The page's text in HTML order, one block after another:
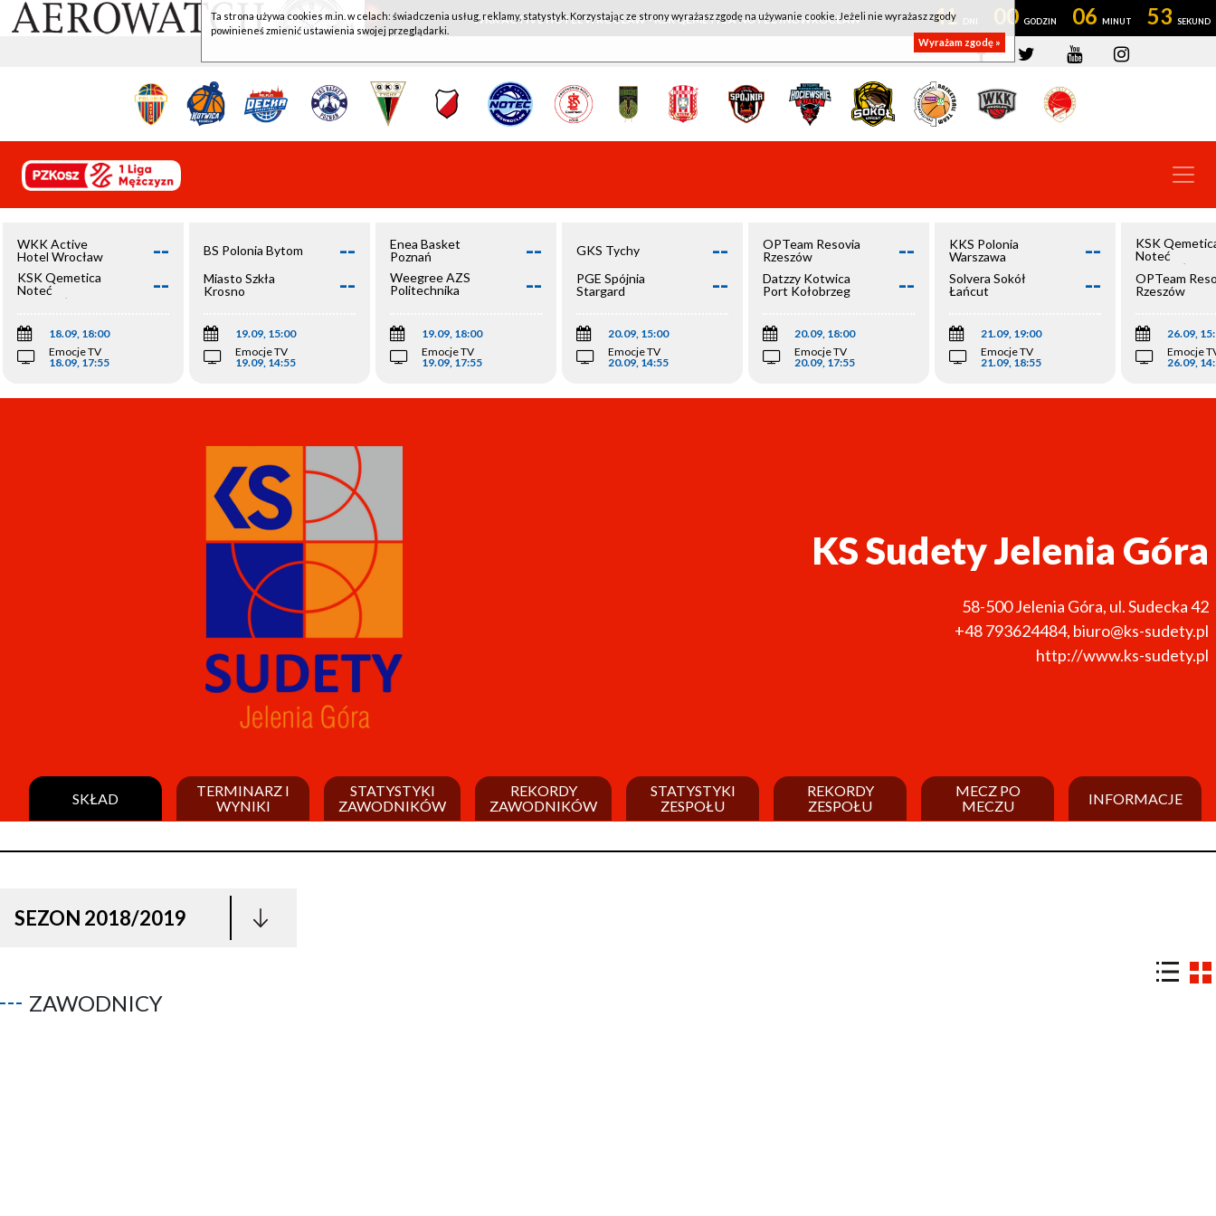
WKK ACTIVE HOTEL WROCŁAW - KSK QEMETICA NOTEĆ INOWROCŁAW 41 00 06 52
WKK Active
Hotel Wrocław
--
KSK Qemetica
Noteć
Inowrocław
--
18.09, 18:00
Emocje TV
18.09, 17:55
BS Polonia Bytom --
Miasto Szkła
Krosno
--
19.09, 15:00
Emocje TV
19.09, 14:55
Enea Basket
Poznań
--
Weegree AZS
Politechnika
--
19.09, 18:00
Emocje TV
19.09, 17:55
GKS Tychy --
PGE Spójnia
Stargard
--
20.09, 15:00
Emocje TV
20.09, 14:55
OPTeam Resovia
Rzeszów
--
Datzzy Kotwica
Port Kołobrzeg
--
20.09, 18:00
Emocje TV
20.09, 17:55
KKS Polonia
Warszawa
--
Solvera Sokół
Łańcut
--
21.09, 19:00
Emocje TV
21.09, 18:55
KSK
Noteć
Inowrocław
OPTeam
Rzeszów
26.09,
Emocje
26.09,
KS Sudety Jelenia Góra
58-500Jelenia Góra, ul. Sudecka 42
+48 793624484, biuro@ks-sudety.pl
http://www.ks-sudety.pl
SKŁAD
TERMINARZ I
WYNIKI
STATYSTYKI
ZAWODNIKÓW
REKORDY
ZAWODNIKÓW
STATYSTYKI
ZESPOŁU
REKORDY
ZESPOŁU
MECZ PO
MECZU
INFORMACJE
SEZON 2018/2019
ZAWODNICY
Ta strona używa cookies m.in. w celach: świadczenia usług, reklamy, statystyk. Korzystając ze strony wyrażasz zgodę na używanie cookie. Jeżeli nie wyrażasz zgody
powinieneś zmienić ustawienia swojej przeglądarki.
Wyrażam zgodę »